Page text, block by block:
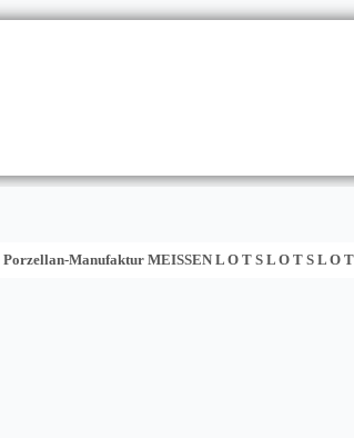
Porzellan-Manufaktur MEISSEN L O T S L O T S L O T